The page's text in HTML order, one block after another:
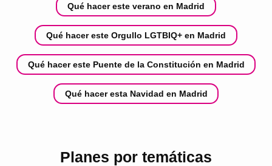
Qué hacer este verano en Madrid
Qué hacer este Orgullo LGTBIQ+ en Madrid
Qué hacer este Puente de la Constitución en Madrid
Qué hacer esta Navidad en Madrid
Planes por temáticas